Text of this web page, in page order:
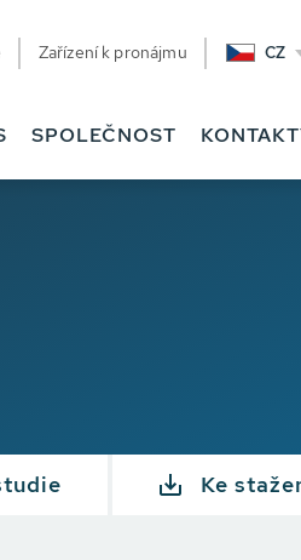
Zařízení k pronájmu CZ
SPOLEČNOST
Ke